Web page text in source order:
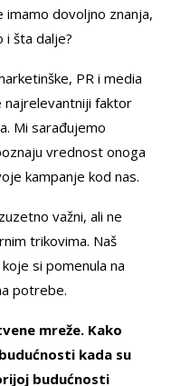
imamo dovoljno znanja,
i šta dalje?
PR i media
najrelevantniji faktor
Mi sarađujemo
vrednost onoga
kampanje kod nas.
važni, ali ne
trikovima. Naš
si pomenula na
potrebe.
mreže. Kako
kada su
budućnosti